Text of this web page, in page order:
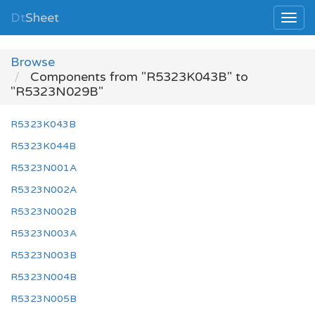
DtSheet
Browse
Components from "R5323K043B" to
"R5323N029B"
R5323K043B
R5323K044B
R5323N001A
R5323N002A
R5323N002B
R5323N003A
R5323N003B
R5323N004B
R5323N005B